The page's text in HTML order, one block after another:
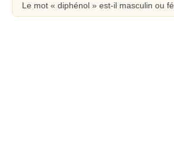
Le mot « diphénol » est-il masculin ou